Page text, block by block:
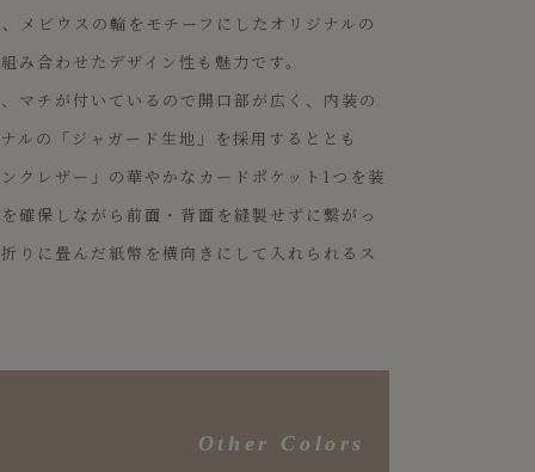
メビウスの輪をモチーフにしたオリジナルの
み合わせたデザイン性も魅力です。
マチが付いているので開口部が広く、内装の
ルの「ジャガード生地」を採用するととも
クレザー」の華やかなカードポケット1つを装
確保しながら前面・背面を縫製せずに繋がっ
りに畳んだ紙幣を横向きにして入れられるス
Other Colors